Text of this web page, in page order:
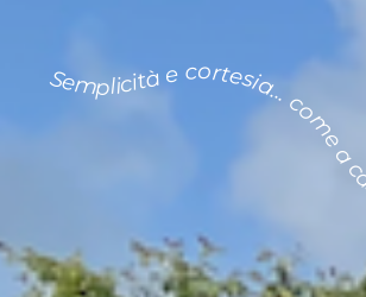
Semplicità e cortesia... come a casa